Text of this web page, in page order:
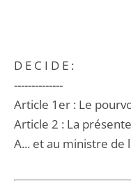
D E C I D E :
--------------
Article 1er : Le
Article 2 : La
A... et au ministre